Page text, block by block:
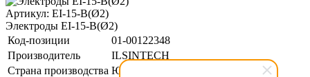
Артикул: EI-15-B(Ø2)
Электроды EI-15-B(Ø2)
Код-позиции
01-00122348
Производитель
ILSINTECH
Страна производства Южная Корея